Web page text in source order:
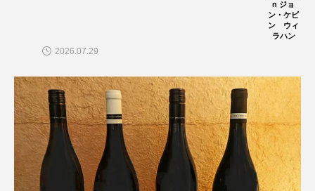
n ジョ
ン・ケビ
ン ウィ
ラハン
2026.07.29